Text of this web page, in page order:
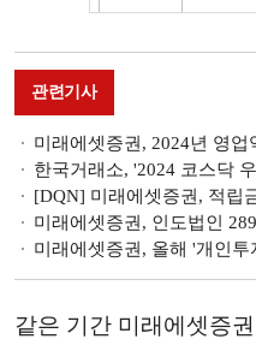
관련기사
미래에셋증권, 2024년 영업익 '1조 클
한국거래소, '2024 코스닥 우
[DQN] 미래에셋증권, 적립금·수익률 '2관왕'…
미래에셋증권, 인도법인 2890억원
미래에셋증권, 올해 '개인투자용 국채' 첫
같은 기간 미래에셋증